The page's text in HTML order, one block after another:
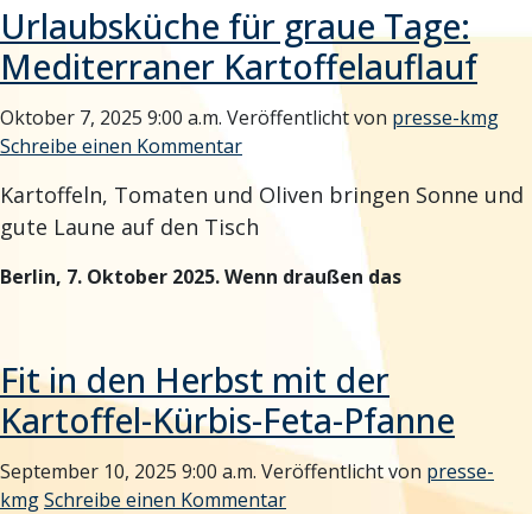
Urlaubsküche für graue Tage:
Mediterraner Kartoffelauflauf
Oktober 7, 2025 9:00 a.m. Veröffentlicht von presse-kmg
Schreibe einen Kommentar
Kartoffeln, Tomaten und Oliven bringen Sonne und
gute Laune auf den Tisch
Berlin, 7. Oktober 2025.Wenn draußen das
Fit in den Herbst mit der
Kartoffel-Kürbis-Feta-Pfanne
September 10, 2025 9:00 a.m. Veröffentlicht von presse-
kmgSchreibe einen Kommentar